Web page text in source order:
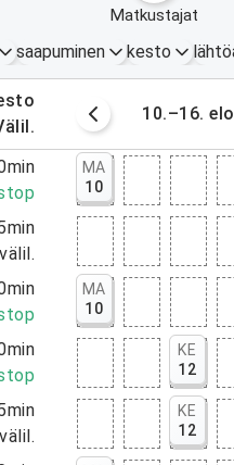
matkustajat
saapuminen kesto
välil.
10.–16.
MA
10
välil.
MA
10
KE
12
välil.
KE
12